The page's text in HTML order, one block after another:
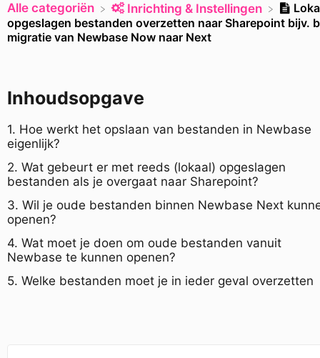
Inhoudsopgave
1. Hoe werkt het opslaan van bestanden in Newbase
eigenlijk?
2. Wat gebeurt er met reeds (lokaal) opgeslagen
bestanden als je overgaat naar Sharepoint?
3. Wil je oude bestanden binnen Newbase Next
openen?
4. Wat moet je doen om oude bestanden vanuit
Newbase te kunnen openen?
5. Welke bestanden moet je in ieder geval overzetten
Alle categoriën ​Inrichting & Instellingen
opgeslagen bestanden overzetten naar Sharepoint bijv.
migratie van Newbase Now naar Next